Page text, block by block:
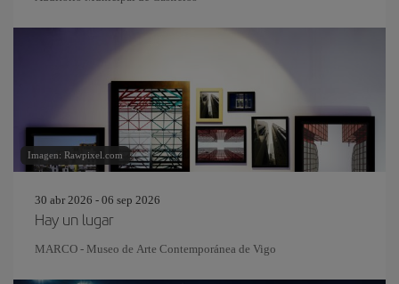
Imagen: Rawpixel.com
30 abr 2026 - 06 sep 2026
Hay un lugar
MARCO - Museo de Arte Contemporánea de Vigo